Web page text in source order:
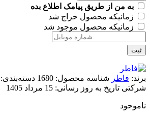
به من از طریق پیامک اطلاع بده
زمانیکه محصول حراج شد
زمانیکه محصول موجود شد
ثبت
برند: فاطر شناسه محصول: 1680 دسته‌بندی:
شرکتی تاریخ به روز رسانی: 15 مرداد 1405
ناموجود